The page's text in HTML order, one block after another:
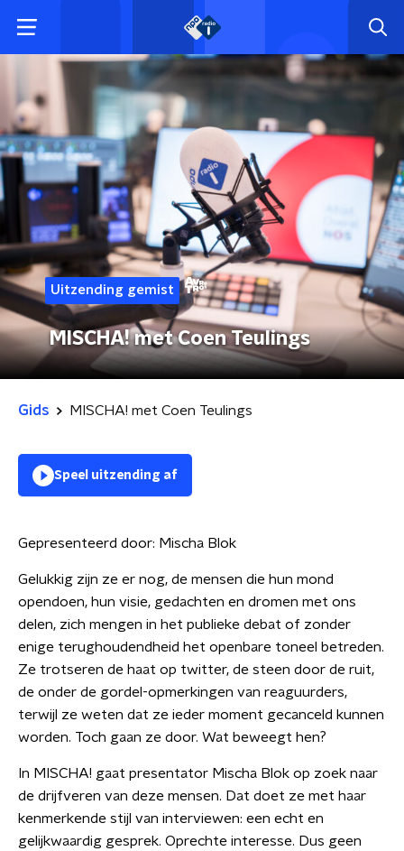
Uitzending gemist
MISCHA! met Coen Teulings
Gids MISCHA! met Coen Teulings
Speel uitzending af
Gepresenteerd door: Mischa Blok
Gelukkig zijn ze er nog, de mensen die hun mond
opendoen, hun visie, gedachten en dromen met ons
delen, zich mengen in het publieke debat of zonder
enige terughoudendheid het openbare toneel betreden.
Ze trotseren de haat op twitter, de steen door de ruit,
de onder de gordel-opmerkingen van reaguurders,
terwijl ze weten dat ze ieder moment gecanceld kunnen
worden. Toch gaan ze door. Wat beweegt hen?
In MISCHA! gaat presentator Mischa Blok op zoek naar
de drijfveren van deze mensen. Dat doet ze met haar
kenmerkende stijl van interviewen: een echt en
gelijkwaardig gesprek. Oprechte interesse. Dus geen